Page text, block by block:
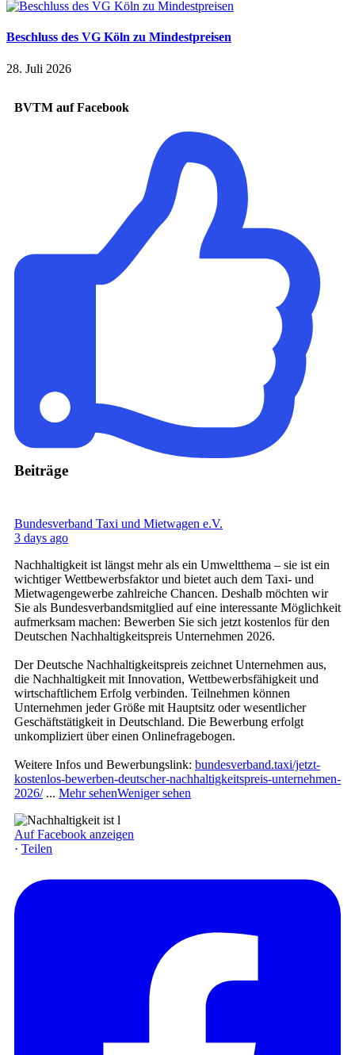
Beschluss des VG Köln zu Mindestpreisen
28. Juli 2026
BVTM auf Facebook
Beiträge
Bundesverband Taxi und Mietwagen e.V.
3 days ago
Nachhaltigkeit ist längst mehr als ein Umweltthema – sie ist ein
wichtiger Wettbewerbsfaktor und bietet auch dem Taxi- und
Mietwagengewerbe zahlreiche Chancen. Deshalb möchten wir
Sie als Bundesverbandsmitglied auf eine interessante Möglichkeit
aufmerksam machen: Bewerben Sie sich jetzt kostenlos für den
Deutschen Nachhaltigkeitspreis Unternehmen 2026.
Der Deutsche Nachhaltigkeitspreis zeichnet Unternehmen aus,
die Nachhaltigkeit mit Innovation, Wettbewerbsfähigkeit und
wirtschaftlichem Erfolg verbinden. Teilnehmen können
Unternehmen jeder Größe mit Hauptsitz oder wesentlicher
Geschäftstätigkeit in Deutschland. Die Bewerbung erfolgt
unkompliziert über einen Onlinefragebogen.
Weitere Infos und Bewerbungslink: bundesverband.taxi/jetzt-
kostenlos-bewerben-deutscher-nachhaltigkeitspreis-unternehmen-
2026/ ... Mehr sehenWeniger sehen
Auf Facebook anzeigen
· Teilen